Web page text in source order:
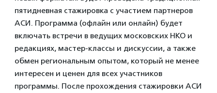
пятидневная стажировка с участием партнеров
АСИ. Программа (офлайн или онлайн) будет
включать встречи в ведущих московских НКО и
редакциях, мастер-классы и дискуссии, а также
обмен региональным опытом, который не менее
интересен и ценен для всех участников
программы. После прохождения стажировки АСИ